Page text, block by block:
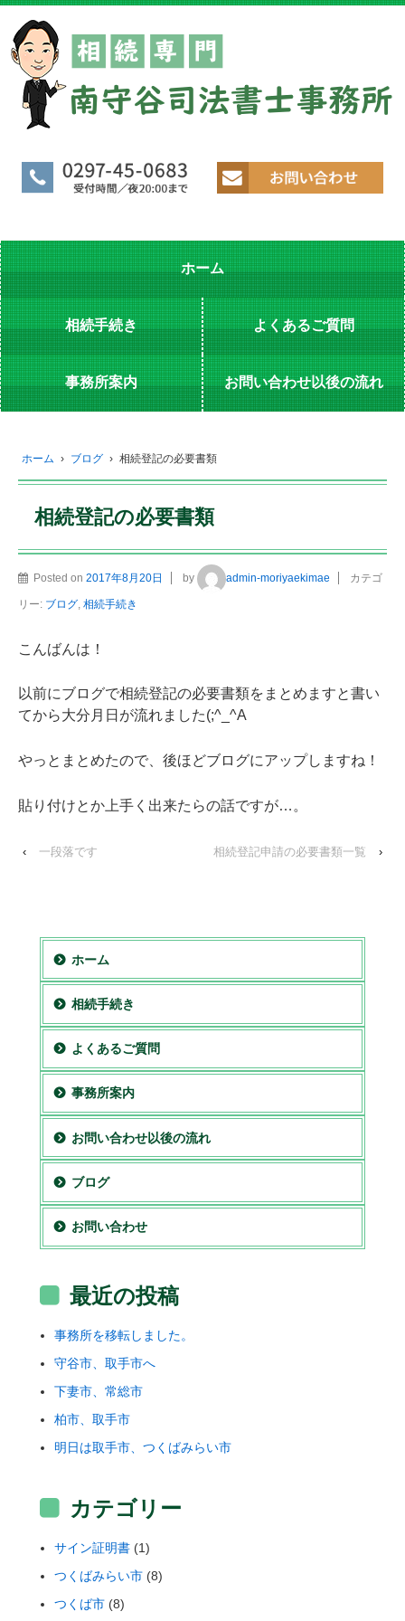
ホーム
相続手続き よくあるご質問
事務所案内 お問い合わせ以後の流れ
ホーム › ブログ › 相続登記の必要書類
相続登記の必要書類
Posted on 2017年8月20日 by admin-moriyaekimae カテゴ
リー: ブログ, 相続手続き
こんばんは！
以前にブログで相続登記の必要書類をまとめますと書い
てから大分月日が流れました(;^_^A
やっとまとめたので、後ほどブログにアップしますね！
貼り付けとか上手く出来たらの話ですが…。
‹ 一段落です 相続登記申請の必要書類一覧 ›
ホーム
相続手続き
よくあるご質問
事務所案内
お問い合わせ以後の流れ
ブログ
お問い合わせ
最近の投稿
事務所を移転しました。
守谷市、取手市へ
下妻市、常総市
柏市、取手市
明日は取手市、つくばみらい市
カテゴリー
サイン証明書 (1)
つくばみらい市 (8)
つくば市 (8)